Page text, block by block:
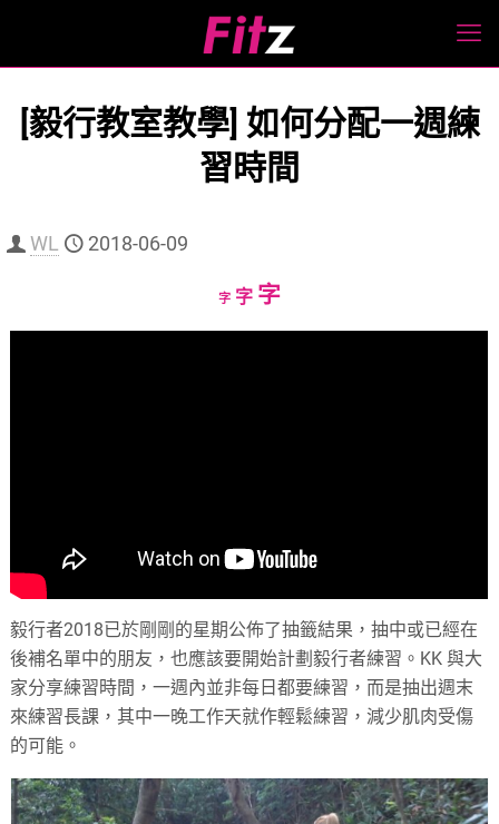
[毅行教室教學] 如何分配一週練
習時間
WL 2018-06-09
字Decrease
字Reset
字Increase
毅行者2018已於剛剛的星期公佈了抽籤結果，抽中或已經在
後補名單中的朋友，也應該要開始計劃毅行者練習。KK 與大
家分享練習時間，一週內並非每日都要練習，而是抽出週末
來練習長課，其中一晚工作天就作輕鬆練習，減少肌肉受傷
的可能。